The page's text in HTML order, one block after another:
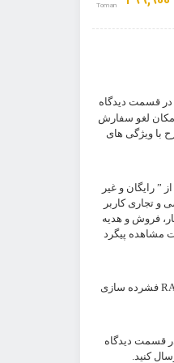
در قسمت دیدگاه
لغو سفارش
با ویژگی های
رایگان و غیر
و تجاری کاربر
فروش و هدیه
مشاهده پیگرد
فشرده سازی
قسمت دیدگاه
کنید.